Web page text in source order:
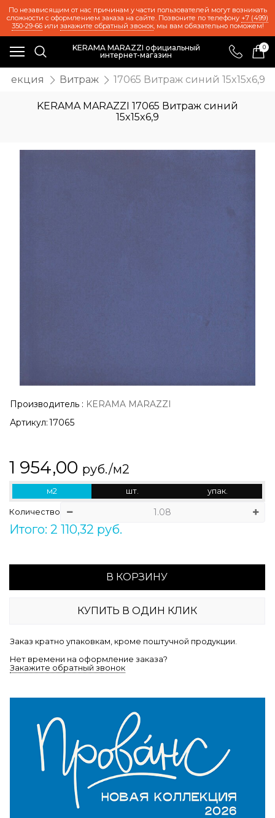
По независящим от нас причинам у части пользователей могут возникать
сложности с оформлением заказа на сайте. Позвоните по телефону +7 (499)
350-29-66или закажите обратный звонок, мы вам обязательно поможем!
KERAMA MARAZZI официальный
интернет-магазин
0
Витраж 17065 Витраж синий 15x15x6,9
KERAMA MARAZZI 17065 Витраж синий
15x15x6,9
Производитель : KERAMA MARAZZI
Артикул: 17065
1 954,00 руб./м2
м2 шт. упак.
Количество
Итого: 2 110,32 руб.
В КОРЗИНУ
КУПИТЬ В ОДИН КЛИК
Заказ кратно упаковкам, кроме поштучной продукции.
Нет времени на оформление заказа?
Закажите обратный звонок